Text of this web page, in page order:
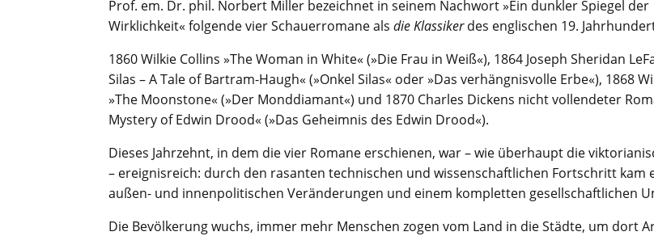
Prof. em. Dr. phil. Norbert Miller bezeichnet in seinem Nachwort »Ein dunkler Spiegel der
Wirklichkeit« folgende vier Schauerromane alsdie Klassikerdes englischen 19.
1860 Wilkie Collins »The Woman in White« (»Die Frau in Weiß«), 1864 Joseph Sheridan
Silas – A Tale of Bartram-Haugh« (»Onkel Silas« oder »Das verhängnisvolle Erbe«), 1868
»The Moonstone« (»Der Monddiamant«) und 1870 Charles Dickens nicht vollendeter
Mystery of Edwin Drood« (»Das Geheimnis des Edwin Drood«).
Dieses Jahrzehnt, in dem die vier Romane erschienen, war – wie überhaupt die
– ereignisreich: durch den rasanten technischen und wissenschaftlichen Fortschritt kam
außen- und innenpolitischen Veränderungen und einem kompletten gesellschaftlichen
Die Bevölkerung wuchs, immer mehr Menschen zogen vom Land in die Städte, um dort